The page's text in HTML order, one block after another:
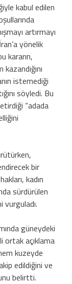
kabul edilen
artırmayı
yönelik
kararın,
istemediği
söyledi. Bu
“adada
bir
kadın
sürdürülen
vurguladı.
güneydeki
ortak açıklama
kuzeyde
edildiğini ve
belirtti.